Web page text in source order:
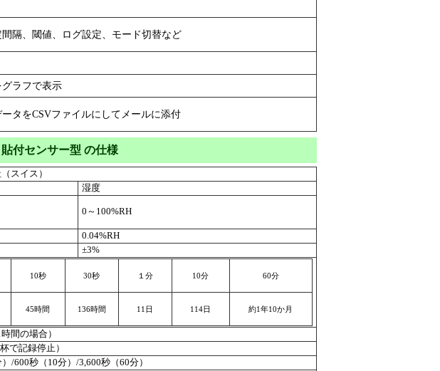
隔、閾値、ログ設定、モード切替など
ラフで表示
タをCSVファイルにしてメールに添付
付センサー型 の仕様
スイス）
湿度
0～100%RH
0.04%RH
±3%
10秒 30秒 １分 10分 60分
45時間 136時間 11日 114日 約1年10か月
間の場合）
で記録停止）
/600秒（10分）/3,600秒（60分）